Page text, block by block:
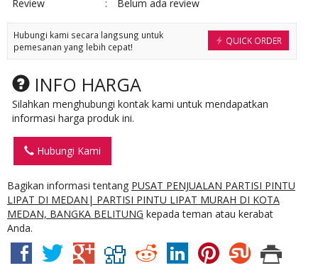
Review
: Belum ada review
QUICK ORDER
Hubungi kami secara langsung untuk
pemesanan yang lebih cepat!
INFO HARGA
Silahkan menghubungi kontak kami untuk mendapatkan
informasi harga produk ini.
Hubungi Kami
Bagikan informasi tentang PUSAT PENJUALAN PARTISI PINTU
LIPAT DI MEDAN| PARTISI PINTU LIPAT MURAH DI KOTA
MEDAN, BANGKA BELITUNG kepada teman atau kerabat
Anda.